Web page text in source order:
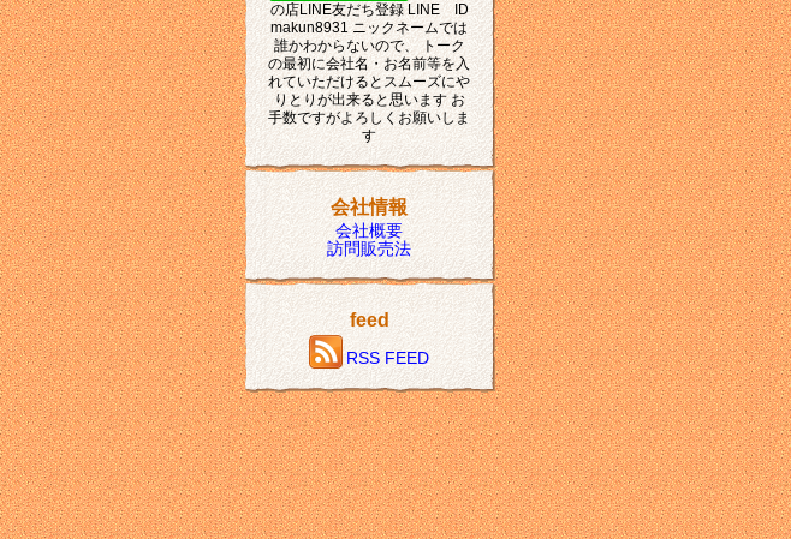
の店LINE友だち登録 LINE ID
makun8931 ニックネームでは
誰かわからないので、 トーク
の最初に会社名・お名前等を入
れていただけるとスムーズにや
りとりが出来ると思います お
手数ですがよろしくお願いしま
す
会社情報
会社概要
訪問販売法
feed
RSS FEED